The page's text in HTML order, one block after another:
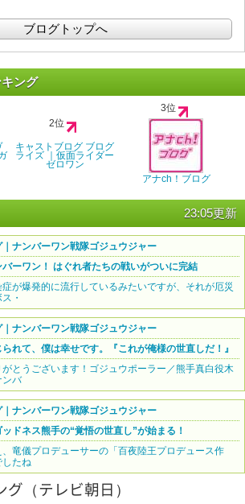
ブログトップへ
ング
2位
キャストブログ ブログ
ライズ ｜仮面ライダー
ゼロワン
3位
アナch！ブログ
23:05更新
ナンバーワン戦隊ゴジュウジャー
ーワン！ はぐれ者たちの戦いがついに完結
が爆発的に流行しているみたいですが、それが厄災
・
ナンバーワン戦隊ゴジュウジャー
れて、僕は幸せです。『これが俺様の世直しだ！』
とうございます！ゴジュウポーラー／熊手真白役木
ンバ
ナンバーワン戦隊ゴジュウジャー
ドネス熊手の“覚悟の世直し”が始まる！
竜儀プロデューサーの「百夜陸王プロデュース作
したね
（テレビ朝日）